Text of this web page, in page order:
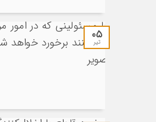
۰۵
تیر